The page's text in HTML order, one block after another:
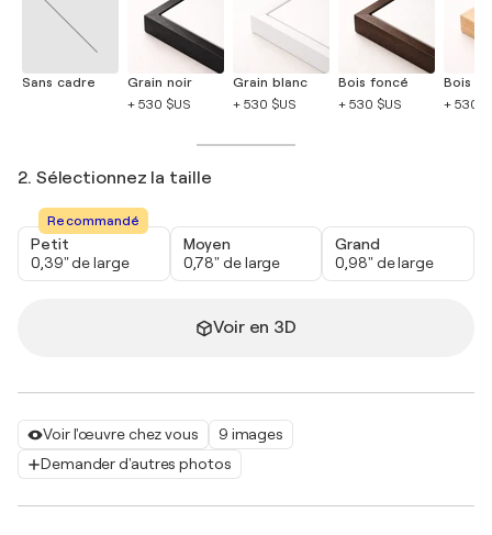
Voir l'œuvre chez vous
9 images
Demander d'autres photos
Sans cadre
Grain noir
+ 530 $US
Grain blanc
+ 530 $US
Bois foncé
+ 530 $US
Bois
+ 530
2. Sélectionnez la taille
Recommandé
Petit
0,39" de large
Moyen
0,78" de large
Grand
0,98" de large
Voir en 3D